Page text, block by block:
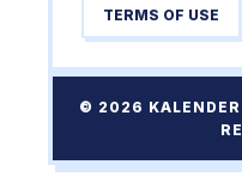
TERMS OF USE
© 2026